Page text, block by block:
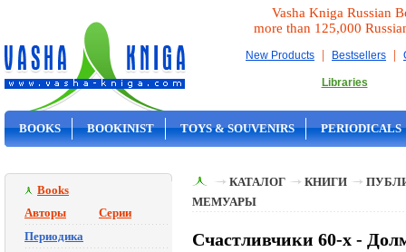
Vasha Kniga Russian
more than 125,000
New Products | Bestsellers |
Libraries
BOOKS BOOKINIST TOYS & SOUVENIRS PERIODICALS
Books
Авторы
Серии
Периодика
КАТАЛОГ КНИГИ
МЕМУАРЫ
Счастливчики 60-х -